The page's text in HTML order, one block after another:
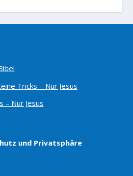
Tricks – Nur Jesus
– Nur Jesus
und Privatsphäre